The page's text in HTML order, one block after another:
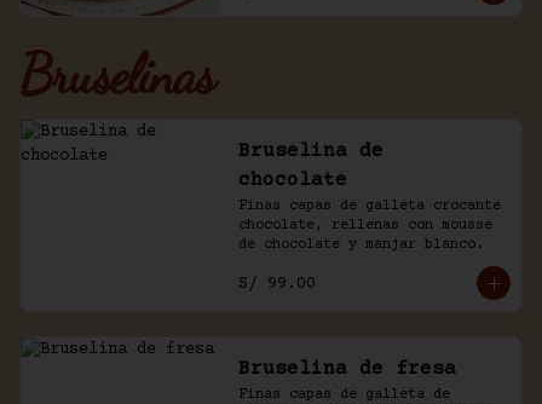
Bruselinas
Bruselina de
chocolate
Finas capas de galleta crocante
chocolate, rellenas con mousse
de chocolate y manjar blanco.
S/ 99.00
Bruselina de fresa
Finas capas de galleta de